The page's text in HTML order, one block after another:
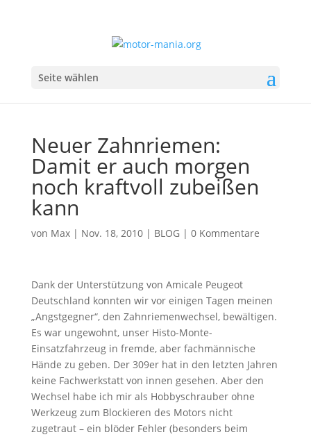
Seite wählen
Neuer Zahnriemen:
Damit er auch morgen
noch kraftvoll zubeißen
kann
von Max| Nov. 18, 2010| BLOG| 0 Kommentare
Dank der Unterstützung von Amicale Peugeot
Deutschland konnten wir vor einigen Tagen meinen
„Angstgegner“, den Zahnriemenwechsel, bewältigen.
Es war ungewohnt, unser Histo-Monte-
Einsatzfahrzeug in fremde, aber fachmännische
Hände zu geben. Der 309er hat in den letzten Jahren
keine Fachwerkstatt von innen gesehen. Aber den
Wechsel habe ich mir als Hobbyschrauber ohne
Werkzeug zum Blockieren des Motors nicht
zugetraut – ein blöder Fehler (besonders beim